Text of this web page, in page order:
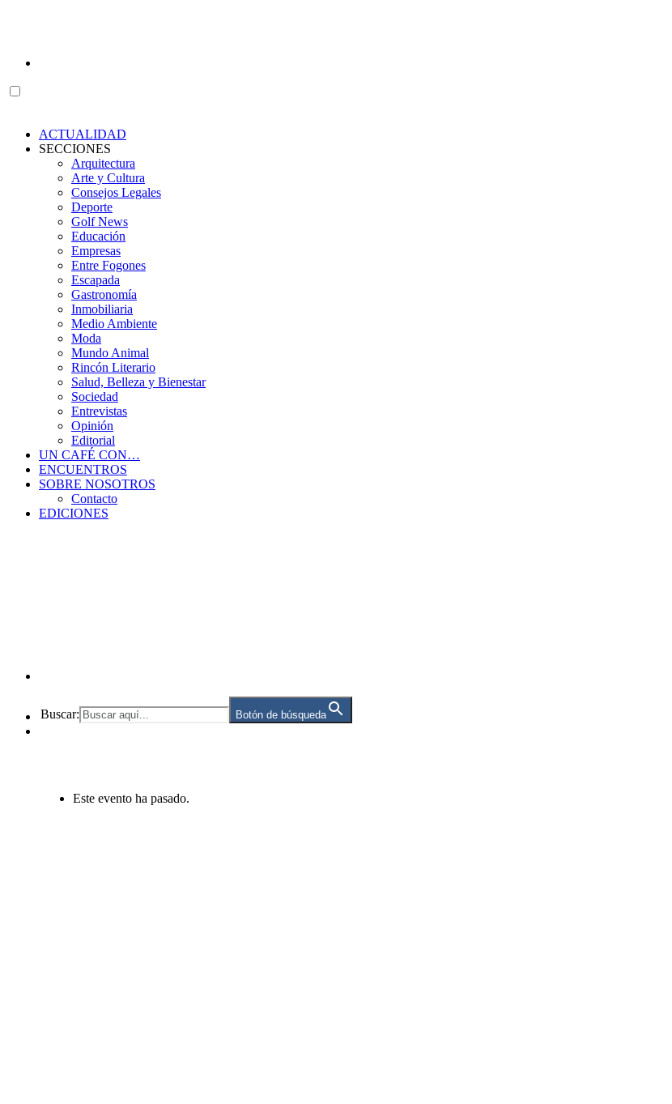
ACTUALIDAD
SECCIONES
Arquitectura
Arte y Cultura
Consejos Legales
Deporte
Golf News
Educación
Empresas
Entre Fogones
Escapada
Gastronomía
Inmobiliaria
Medio Ambiente
Moda
Mundo Animal
Rincón Literario
Salud, Belleza y Bienestar
Sociedad
Entrevistas
Opinión
Editorial
UN CAFÉ CON…
ENCUENTROS
SOBRE NOSOTROS
Contacto
EDICIONES
Buscar: Botón de búsqueda
Este evento ha pasado.